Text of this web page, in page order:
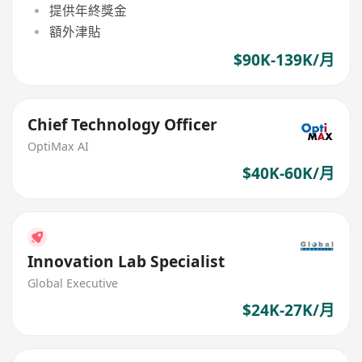
提供年終獎金
額外津貼
$90K-139K/月
Chief Technology Officer
OptiMax AI
$40K-60K/月
Innovation Lab Specialist
Global Executive
$24K-27K/月